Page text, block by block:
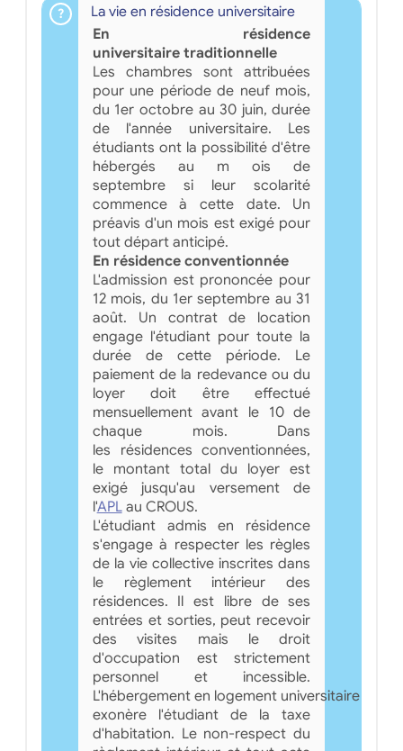
La vie en résidence universitaire
En résidence
universitaire traditionnelle
Les chambres sont attribuées
pour une période de neuf mois,
du 1er octobre au 30 juin, durée
de l'année universitaire. Les
étudiants ont la possibilité d'être
hébergés au m ois de
septembre si leur scolarité
commence à cette date. Un
préavis d'un mois est exigé pour
tout départ anticipé.
En résidence conventionnée
L'admission est prononcée pour
12 mois, du 1er septembre au 31
août. Un contrat de location
engage l'étudiant pour toute la
durée de cette période. Le
paiement de la redevance ou du
loyer doit être effectué
mensuellement avant le 10 de
chaque mois. Dans
les résidences conventionnées,
le montant total du loyer est
exigé jusqu'au versement de
l'APLau CROUS.
L'étudiant admis en résidence
s'engage à respecter les règles
de la vie collective inscrites dans
le règlement intérieur des
résidences. Il est libre de ses
entrées et sorties, peut recevoir
des visites mais le droit
d'occupation est strictement
personnel et incessible.
L'hébergement en logement universitaire
exonère l'étudiant de la taxe
d'habitation. Le non-respect du